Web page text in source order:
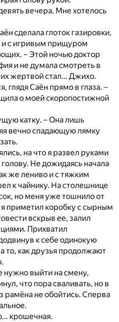
вечера. Мне хотелось
сделала глоток газировки,
и с игривым прищуром
– Этой ночью доктор
и не думала смотреть в
жертвой стал… Джихо.
глядя Саён прямо в глаза. –
о моей скоропостижной
катку. – Она лишь
вечно спадающую лямку
на что я развел руками
Не дожидаясь начала
же лениво и с тяжким
к чайнику. На столешнице
но меня уже тошнило от
приметил коробку с сырным
вскрыв ее, залил
Прихватил
к себе одинокую
то, как друзья продолжают
нужно выйти на смену,
что пора сваливать, но в
рамёна не обойтись. Сперва
крошечная.